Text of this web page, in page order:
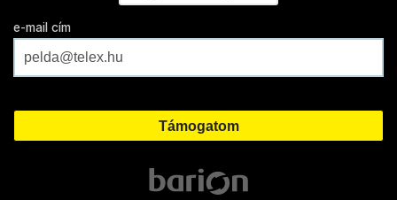
e-mail cím